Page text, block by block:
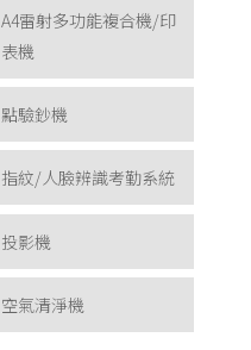
A4雷射多功能複合機/印
表機
點驗鈔機
指紋/人臉辨識考勤系統
投影機
空氣清淨機